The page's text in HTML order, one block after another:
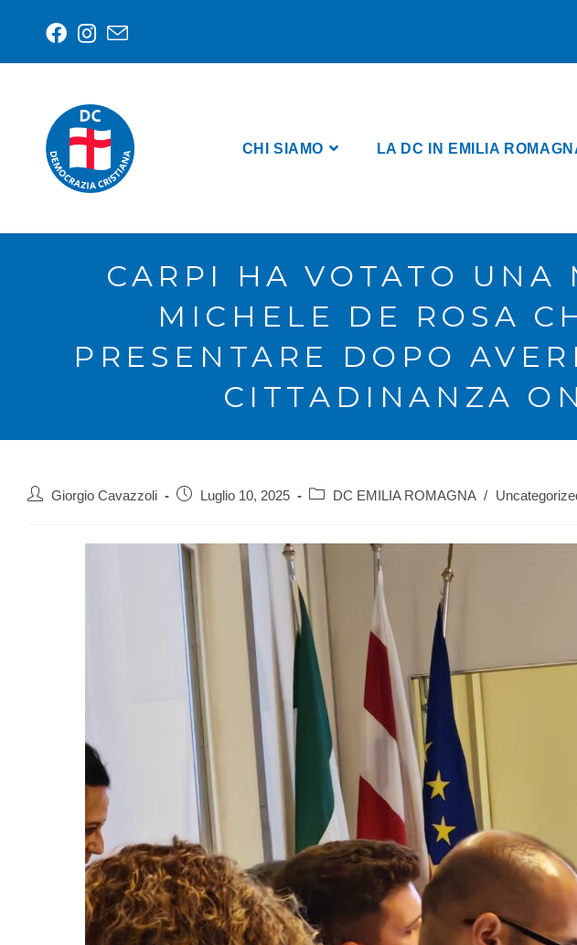
CHI SIAMO LA DC IN EMILIA
CARPI HA VOTATO UNA
MICHELE DE ROSA
PRESENTARE DOPO
CITTADINANZA
Giorgio Cavazzoli Luglio 10, 2025 DC EMILIA ROMAGNA /